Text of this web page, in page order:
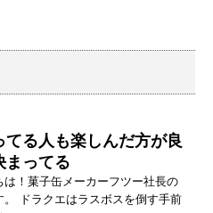
てる人も楽しんだ方が良
まってる
は！菓子缶メーカーフツー社長の
。 ドラクエはラスボスを倒す手前